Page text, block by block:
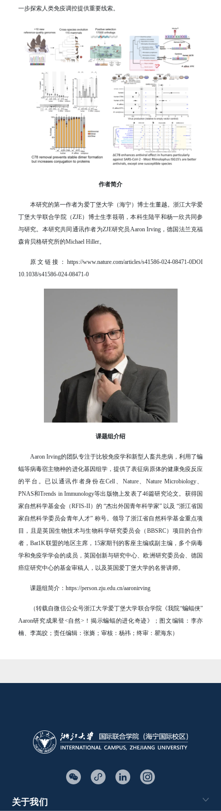
一步探索人类免疫调控提供重要线索。
作者简介
本研究的第一作者为爱丁堡大学（海宁）博士生董越。浙江大学爱
丁堡大学联合学院（ZJE）博士生李筱萌，本科生陆平和杨一欣共同参
与研究。本研究共同通讯作者为ZJE研究员Aaron Irving，德国法兰克福
森肯贝格研究所的Michael Hiller。
原文链接：https://www.nature.com/articles/s41586-024-08471-0DOI
10.1038/s41586-024-08471-0
课题组介绍
Aaron Irving的团队专注于比较免疫学和新型人畜共患病，利用了蝙
蝠等病毒宿主物种的进化基因组学，提供了表征病原体的健康免疫反应
的平台。已以通讯作者身份在Cell、Nature、Nature Microbiology、
PNAS和Trends in Immunology等出版物上发表了46篇研究论文。获得国
家自然科学基金会（RFIS-II）的 “杰出外国青年科学家” 以及 “浙江省国
家自然科学委员会青年人才” 称号。领导了浙江省自然科学基金重点项
目，且是英国生物技术与生物科学研究委员会（BBSRC）项目的合作
者，Bat1K联盟的地区主席，15家期刊的客座主编或副主编，多个病毒
学和免疫学学会的成员，英国创新与研究中心、欧洲研究委员会、德国
癌症研究中心的基金审稿人，以及英国爱丁堡大学的名誉讲师。
课题组简介：https://person.zju.edu.cn/aaronirving
（转载自微信公众号浙江大学爱丁堡大学联合学院《我院“蝙蝠侠”
Aaron研究成果登<自然>！揭示蝙蝠的进化奇迹》；图文编辑：李亦
楠、李嵩皎；责任编辑：张旖；审核：杨祎；终审：瞿海东）
关于我们